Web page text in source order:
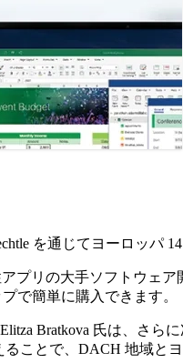
を通じてヨーロッパ
プリの大手ソフトウェア
で簡単に購入できます。
Bratkova 氏は、さ
ことで、DACH 地域と